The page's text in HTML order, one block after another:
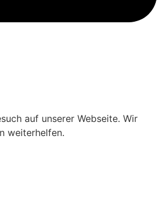
auf unserer Webseite. Wir
weiterhelfen.